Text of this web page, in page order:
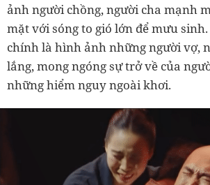
ảnh người chồng, người cha mạnh
mặt với sóng to gió lớn để mưu
chính là hình ảnh những người vợ,
lắng, mong ngóng sự trở về của
những hiểm nguy ngoài khơi.